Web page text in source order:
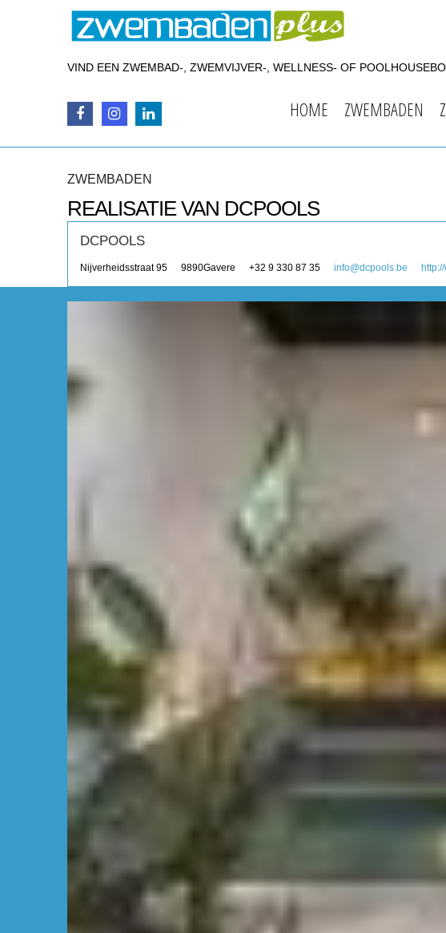
VIND EEN ZWEMBAD-, ZWEMVIJVER-, WELLNESS- OF
HOME ZWEMBADEN
ZWEMBADEN
REALISATIE VAN DCPOOLS
DCPOOLS
Nijverheidsstraat 95 9890Gavere +32 9 330 87 35 info@dcpools.be